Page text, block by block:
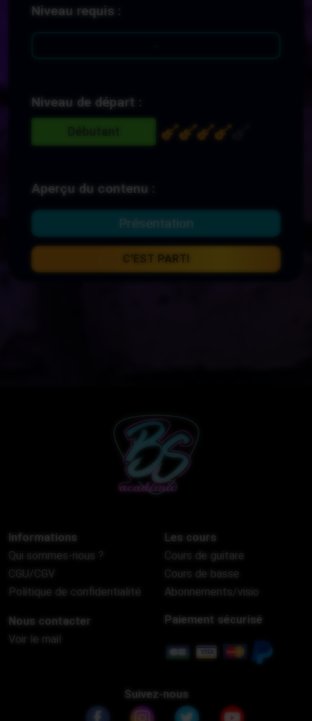
Niveau requis :
Niveau de départ :
Aperçu du contenu :
Présentation
C'EST PARTI
Informations
Qui sommes-nous ?
Politique de confidentialité
Les cours
Cours de guitare
Cours de basse
Abonnements/visio
Nous contacter
Voir le mail
Paiement sécurisé
Suivez-nous